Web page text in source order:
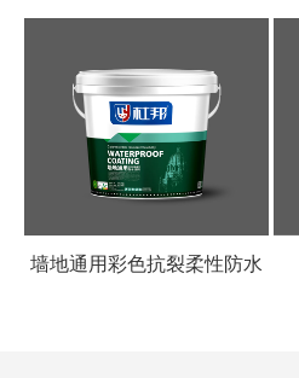
墙地通用彩色抗裂柔性防水